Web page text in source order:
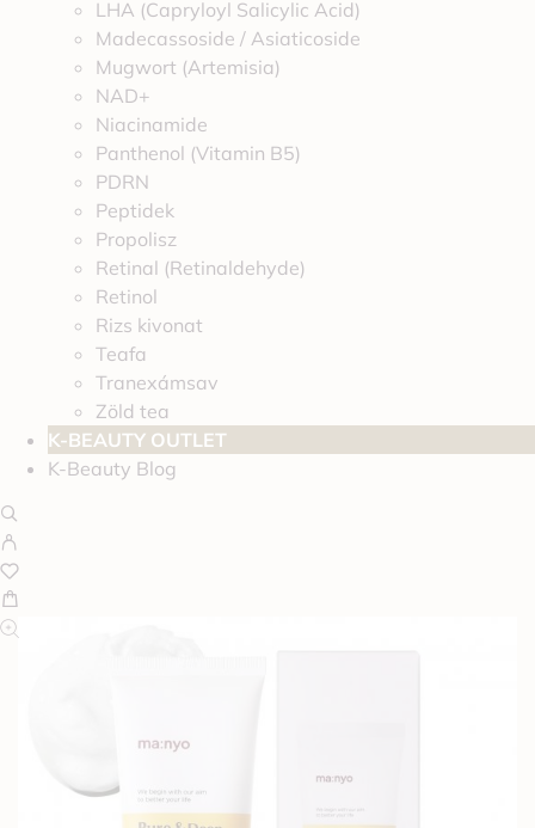
LHA (Capryloyl Salicylic Acid)
Madecassoside / Asiaticoside
Mugwort (Artemisia)
NAD+
Niacinamide
Panthenol (Vitamin B5)
PDRN
Peptidek
Propolisz
Retinal (Retinaldehyde)
Retinol
Rizs kivonat
Teafa
Tranexámsav
Zöld tea
K-BEAUTY OUTLET
K-Beauty Blog